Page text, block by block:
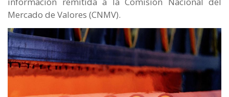
Mercado de Valores (CNMV).